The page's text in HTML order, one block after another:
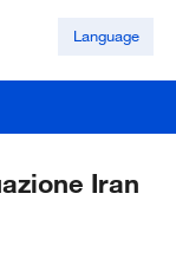
Language
Iran